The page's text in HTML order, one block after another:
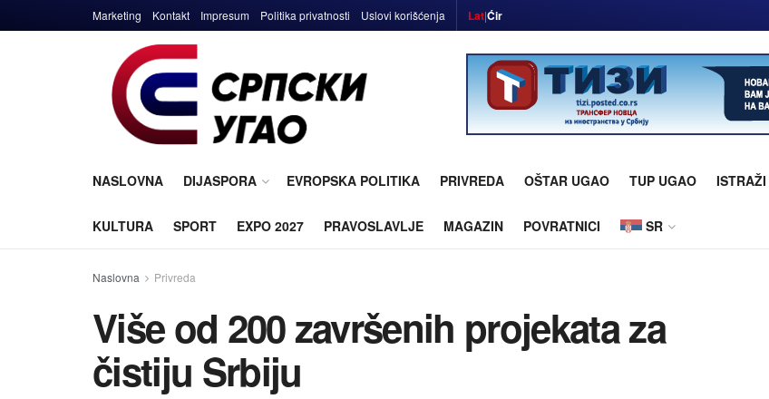
Marketing Kontakt Impresum Politika privatnosti Uslovi korišćenja Lat|Ćir
NASLOVNA DIJASPORA EVROPSKA POLITIKA PRIVREDA OŠTAR UGAO TUP UGAO
KULTURA SPORT EXPO 2027 PRAVOSLAVLJE MAGAZIN POVRATNICI SR
Naslovna Privreda
Više od 200 završenih projekata za
čistiju Srbiju